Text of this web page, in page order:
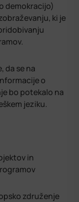
demokracijo)
ki je
da se na
o
bo potekalo na
jeziku.
in
združenje